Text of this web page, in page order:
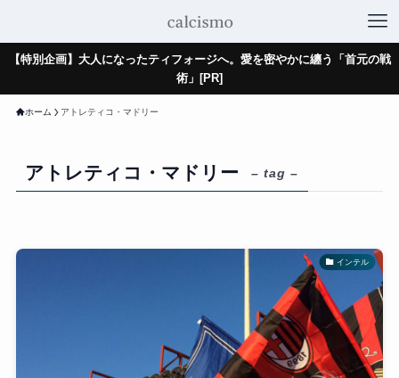
【特別企画】大人になったティフォージへ。愛を密やかに纏う「首元の戦
術」[PR]
ホーム アトレティコ・マドリー
アトレティコ・マドリー – tag –
インテル